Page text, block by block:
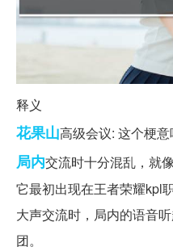
释义
花果山高级会议: 这个梗意
局内交流时十分混乱，就
它最初出现在王者荣耀kpl
大声交流时，局内的语音
团。